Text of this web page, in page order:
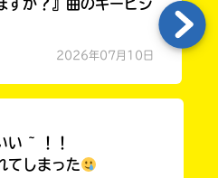
すか？』曲のキービジ
2026年07月10日
い ~ ！！
てしまった